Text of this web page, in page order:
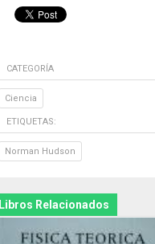
CATEGORÍA
Ciencia
ETIQUETAS:
Norman Hudson
Libros Relacionados